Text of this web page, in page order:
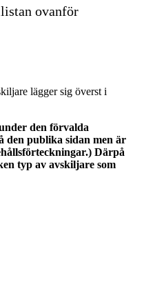
ovanför
lägger sig överst i
den förvalda
den publika sidan men är
Därpå
typ av avskiljare som